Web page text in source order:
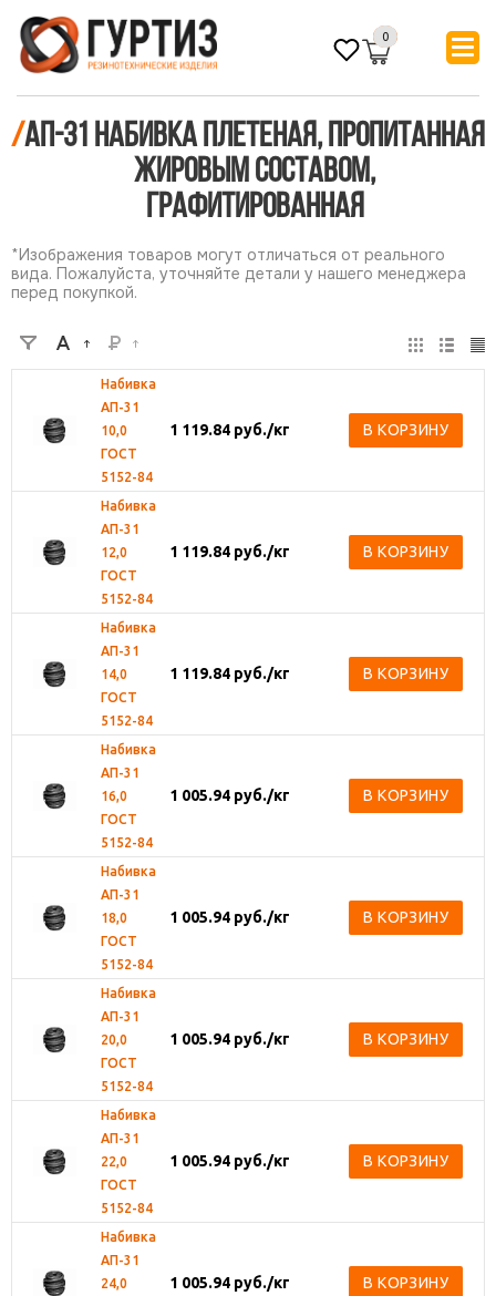
0
/АП-31 набивка плетеная, пропитанная
жировым составом,
графитированная
*Изображения товаров могут отличаться от реального
вида. Пожалуйста, уточняйте детали у нашего менеджера
перед покупкой.
Набивка
АП-31
10,0
ГОСТ
5152-84
1 119.84 руб./кг В КОРЗИНУ
Набивка
АП-31
12,0
ГОСТ
5152-84
1 119.84 руб./кг В КОРЗИНУ
Набивка
АП-31
14,0
ГОСТ
5152-84
1 119.84 руб./кг В КОРЗИНУ
Набивка
АП-31
16,0
ГОСТ
5152-84
1 005.94 руб./кг В КОРЗИНУ
Набивка
АП-31
18,0
ГОСТ
5152-84
1 005.94 руб./кг В КОРЗИНУ
Набивка
АП-31
20,0
ГОСТ
5152-84
1 005.94 руб./кг В КОРЗИНУ
Набивка
АП-31
22,0
ГОСТ
5152-84
1 005.94 руб./кг В КОРЗИНУ
Набивка
АП-31
24,0
1 005.94 руб./кг В КОРЗИНУ